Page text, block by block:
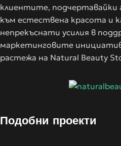
клиентите, подчертавайки
към естествена красота и
непрекъснати усилия в
маркетинговите
растежа на Natural Beauty
Подобни проекти